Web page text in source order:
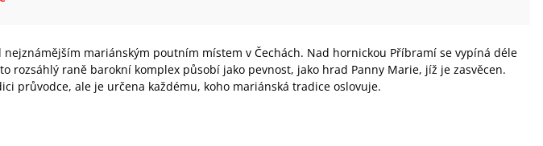
nejznámějším mariánským poutním místem v Čechách. Nad hornickou Příbramí se vypíná déle
rozsáhlý raně barokní komplex působí jako pevnost, jako hrad Panny Marie, jíž je zasvěcen.
průvodce, ale je určena každému, koho mariánská tradice oslovuje.